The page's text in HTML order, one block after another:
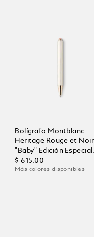
Bolígrafo Montblanc
Heritage Rouge et Noir
"Baby" Edición Especial
Color Marfil
$ 615.00
Más colores disponibles